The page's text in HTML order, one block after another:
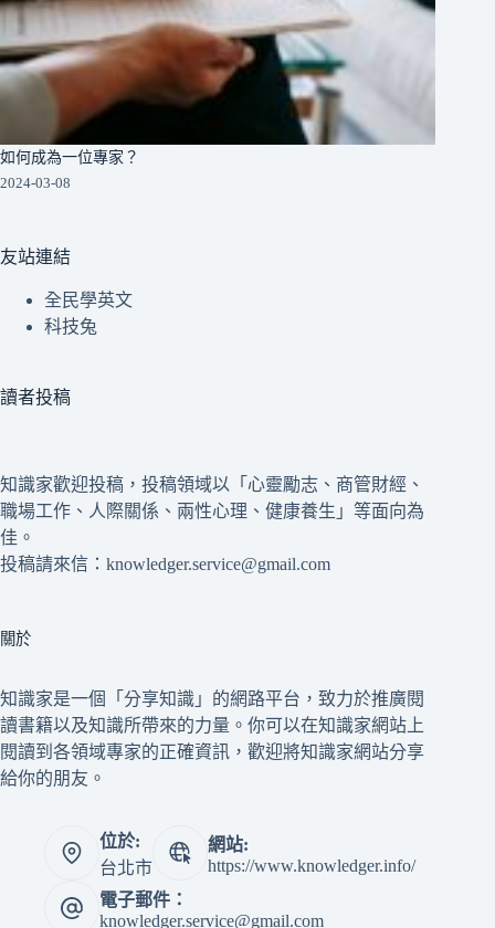
如何成為一位專家？
2024-03-08
友站連結
全民學英文
科技兔
讀者投稿
知識家歡迎投稿，投稿領域以「心靈勵志、商管財經、
職場工作、人際關係、兩性心理、健康養生」等面向為
佳。
投稿請來信：knowledger.service@gmail.com
關於
知識家是一個「分享知識」的網路平台，致力於推廣閱
讀書籍以及知識所帶來的力量。你可以在知識家網站上
閱讀到各領域專家的正確資訊，歡迎將知識家網站分享
給你的朋友。
位於:
台北市
網站:
https://www.knowledger.info/
電子郵件：
knowledger.service@gmail.com